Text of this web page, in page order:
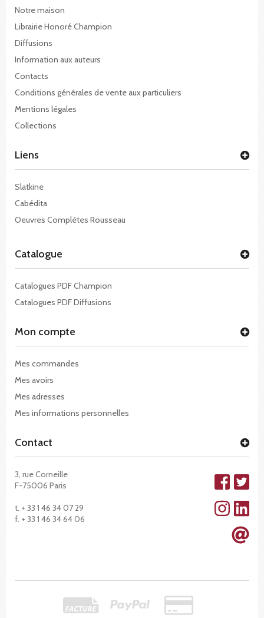
Notre maison
Librairie Honoré Champion
Diffusions
Information aux auteurs
Contacts
Conditions générales de vente aux particuliers
Mentions légales
Collections
Liens
Slatkine
Cabédita
Oeuvres Complètes Rousseau
Catalogue
Catalogues PDF Champion
Catalogues PDF Diffusions
Mon compte
Mes commandes
Mes avoirs
Mes adresses
Mes informations personnelles
Contact
3, rue Corneille
F-75006 Paris
t. + 33 1 46 34 07 29
f. + 33 1 46 34 64 06